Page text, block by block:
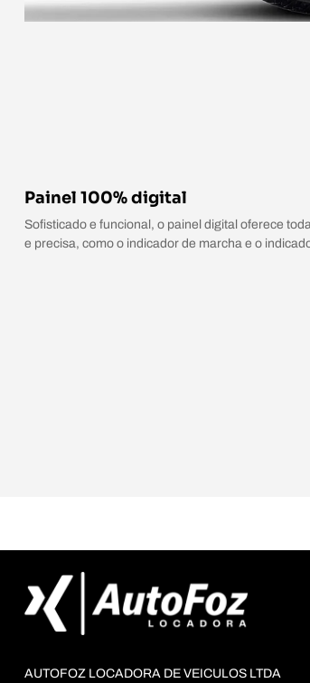
Painel 100% digital
Sofisticado e funcional, o painel digital oferece
e precisa, como o indicador de marcha e o
AUTOFOZ LOCADORA DE VEICULOS LTDA